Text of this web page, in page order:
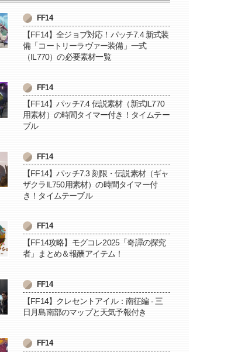
FF14
【FF14】全ジョブ対応！パッチ7.4 新式装
備「コートリーラヴァー装備」一式
（IL770）の必要素材一覧
FF14
【FF14】パッチ7.4 伝説素材（新式IL770
用素材）の時間タイマー付き！タイムテー
ブル
FF14
【FF14】パッチ7.3 刻限・伝説素材（ギャ
ザクラIL750用素材）の時間タイマー付
き！タイムテーブル
FF14
【FF14攻略】モグコレ2025「奇譚の探究
者」まとめ＆報酬アイテム！
FF14
【FF14】クレセントアイル：南征編 - 三
日月島南部のマップと天気予報付き
FF14